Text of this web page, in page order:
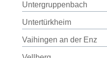
Untergruppenbach
Untertürkheim
Vaihingen an der Enz